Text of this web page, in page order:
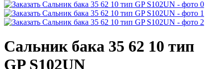
Сальник бака 35 62 10 тип
GP S102UN